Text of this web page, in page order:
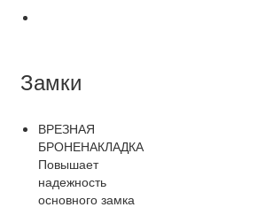
Замки
ВРЕЗНАЯ
БРОНЕНАКЛАДКА
Повышает
надежность
основного замка